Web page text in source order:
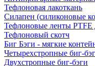
Тефлоновая лакоткань
Силапен (силиконовые
Тефлоновые ленты PTFE
Тефлоновый скотч
Биг Бэги - мягкие
Четырехстропные биг-
Двухстропные биг-бэги